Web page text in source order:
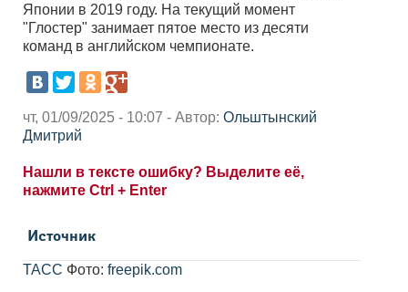
Японии в 2019 году. На текущий момент
"Глостер" занимает пятое место из десяти
команд в английском чемпионате.
чт, 01/09/2025 - 10:07 - Автор: Ольштынский
Дмитрий
Нашли в тексте ошибку? Выделите её,
нажмите Ctrl + Enter
Источник
ТАСС Фото: freepik.com